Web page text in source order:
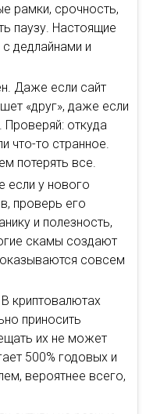
рамки, срочность,
паузу. Настоящие
дедлайнами и
Даже если сайт
«друг», даже если
Проверяй: откуда
что-то странное.
потерять все.
если у нового
проверь его
и полезность,
скамы создают
совсем
криптовалютах
приносить
их не может
500% годовых и
вероятнее всего,